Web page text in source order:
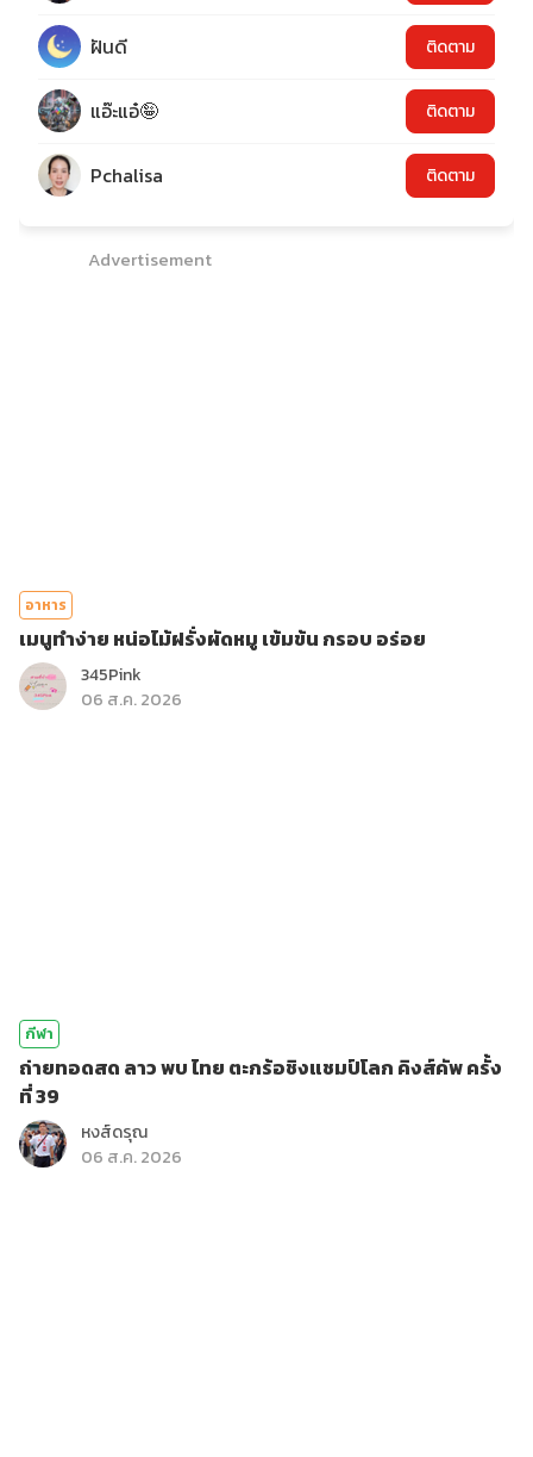
ฝันดี ติดตาม
แอ๊ะแอ๋🤪 ติดตาม
Pchalisa ติดตาม
Advertisement
อาหาร
เมนูทำง่าย หน่อไม้ฝรั่งผัดหมู เข้มข้น กรอบ อร่อย
345Pink
06 ส.ค. 2026
กีฬา
ถ่ายทอดสด ลาว พบ ไทย ตะกร้อชิงแชมป์โลก คิงส์คัพ ครั้ง
ที่ 39
หงส์ดรุณ
06 ส.ค. 2026